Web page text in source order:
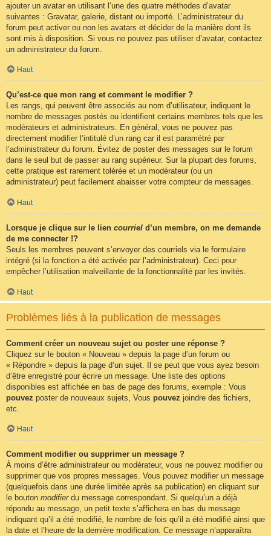
ajouter un avatar en utilisant l’une des quatre méthodes d’avatar
suivantes : Gravatar, galerie, distant ou importé. L’administrateur du
forum peut activer ou non les avatars et décider de la manière dont ils
sont mis à disposition. Si vous ne pouvez pas utiliser d’avatar, contactez
un administrateur du forum.
Haut
Qu’est-ce que mon rang et comment le modifier ?
Les rangs, qui peuvent être associés au nom d’utilisateur, indiquent le
nombre de messages postés ou identifient certains membres tels que les
modérateurs et administrateurs. En général, vous ne pouvez pas
directement modifier l’intitulé d’un rang car il est paramétré par
l’administrateur du forum. Évitez de poster des messages sur le forum
dans le seul but de passer au rang supérieur. Sur la plupart des forums,
cette pratique est rarement tolérée et un modérateur (ou un
administrateur) peut facilement abaisser votre compteur de messages.
Haut
Lorsque je clique sur le lien courriel d’un membre, on me demande
de me connecter !?
Seuls les membres peuvent s’envoyer des courriels via le formulaire
intégré (si la fonction a été activée par l’administrateur). Ceci pour
empêcher l’utilisation malveillante de la fonctionnalité par les invités.
Haut
Problèmes liés à la publication de messages
Comment créer un nouveau sujet ou poster une réponse ?
Cliquez sur le bouton « Nouveau » depuis la page d’un forum ou
« Répondre » depuis la page d’un sujet. Il se peut que vous ayez besoin
d’être enregistré pour écrire un message. Une liste des options
disponibles est affichée en bas de page des forums, exemple : Vous
pouvez poster de nouveaux sujets, Vous pouvez joindre des fichiers,
etc.
Haut
Comment modifier ou supprimer un message ?
À moins d’être administrateur ou modérateur, vous ne pouvez modifier ou
supprimer que vos propres messages. Vous pouvez modifier un message
(quelquefois dans une durée limitée après sa publication) en cliquant sur
le bouton modifierdu message correspondant. Si quelqu’un a déjà
répondu au message, un petit texte s’affichera en bas du message
indiquant qu’il a été modifié, le nombre de fois qu’il a été modifié ainsi que
la date et l’heure de la dernière modification. Ce message n’apparaîtra